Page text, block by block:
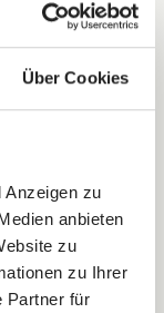
Über Cookies
Anzeigen zu
anbieten
zu
zu Ihrer
Partner für